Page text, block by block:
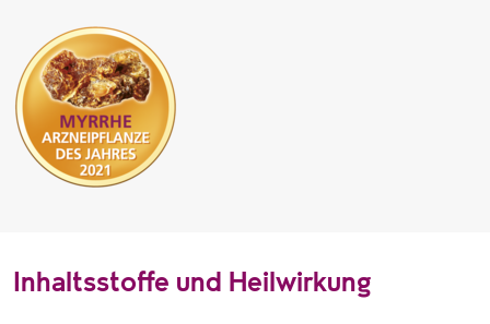
Inhaltsstoffe und Heilwirkung